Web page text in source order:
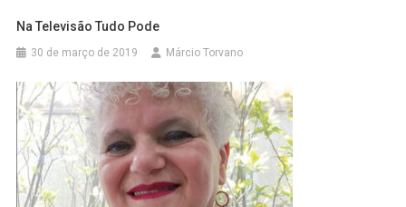
Na Televisão Tudo Pode
30 de março de 2019 Márcio Torvano